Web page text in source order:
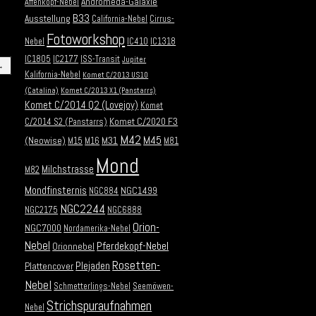
Affenkopf-Nebel
Ausstellung B33 California-Nebel Cirrus-
Nebel Fotoworkshop IC410 IC1318
IC1805 IC2177 ISS-Transit Jupiter
Kalifornia-Nebel Komet C/2013 US10
(Catalina) Komet C/2013 X1 (Panstarrs)
Komet C/2014 Q2 (Lovejoy) Komet
C/2014 S2 (Panstarrs) Komet C/2020 F3
(Neowise) M15 M16 M31 M42 M45 M81
M82 Milchstrasse Mond
Mondfinsternis NGC884 NGC1499
NGC2175 NGC2244 NGC6888
NGC7000 Nordamerika-Nebel Orion-
Nebel Orionnebel Pferdekopf-Nebel
Plattencover Plejaden Rosetten-
Nebel Schmetterlings-Nebel Seemöwen-
Nebel Strichspuraufnahmen